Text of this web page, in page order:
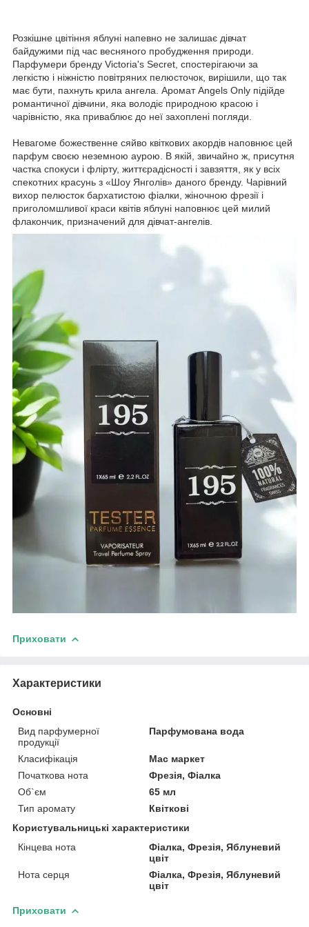
Розкішне цвітіння яблуні напевно не залишає дівчат
байдужими під час весняного пробудження природи.
Парфумери бренду Victoria's Secret, спостерігаючи за
легкістю і ніжністю повітряних пелюсточок, вирішили, що так
має бути, пахнуть крила ангела. Аромат Angels Only підійде
романтичної дівчини, яка володіє природною красою і
чарівністю, яка приваблює до неї захоплені погляди.
Невагоме божественне сяйво квіткових акордів наповнює цей
парфум своєю неземною аурою. В якій, звичайно ж, присутня
частка спокуси і флірту, життєрадісності і завзяття, як у всіх
спекотних красунь з «Шоу Янголів» даного бренду. Чарівний
вихор пелюсток бархатистою фіалки, жіночною фрезії і
приголомшливої краси квітів яблуні наповнює цей милий
флакончик, призначений для дівчат-ангелів.
Приховати
Характеристики
Основні
Вид парфумерної
продукції
Парфумована вода
Класифікація
Мас маркет
Початкова нота
Фрезія, Фіалка
Об`єм
65 мл
Тип аромату
Квіткові
Користувальницькі характеристики
Кінцева нота
Фіалка, Фрезія, Яблуневий
цвіт
Нота серця
Фіалка, Фрезія, Яблуневий
цвіт
Приховати